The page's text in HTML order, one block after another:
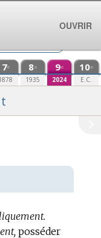
7e 8e
1935
9e
2024
10e
E.C.
posséder
OUVRIR